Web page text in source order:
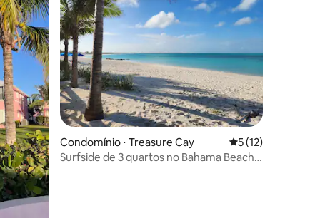
Condomínio ⋅ Treasure Cay 5 de uma
5 (12)
Surfside de 3 quartos no Bahama Beach